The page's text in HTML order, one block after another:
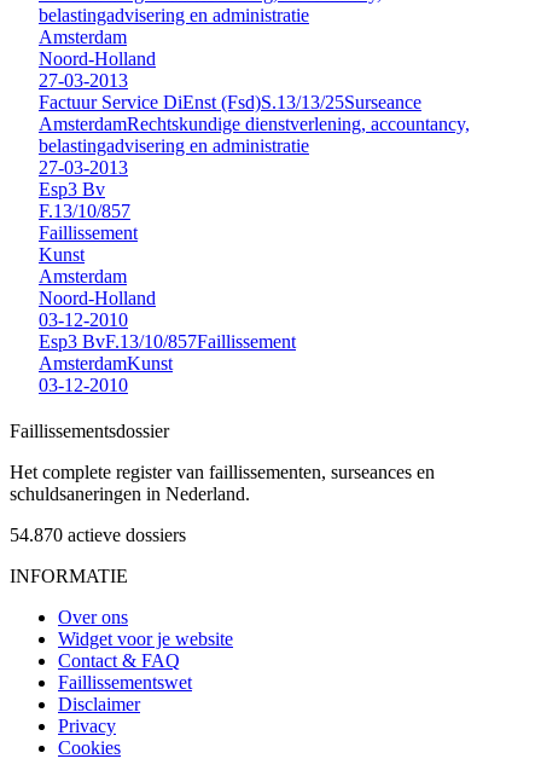
belastingadvisering en administratie
Amsterdam
Noord-Holland
27-03-2013
Factuur Service DiEnst (Fsd)S.13/13/25Surseance
AmsterdamRechtskundige dienstverlening, accountancy,
belastingadvisering en administratie
27-03-2013
Esp3 Bv
F.13/10/857
Faillissement
Kunst
Amsterdam
Noord-Holland
03-12-2010
Esp3 BvF.13/10/857Faillissement
AmsterdamKunst
03-12-2010
Faillissementsdossier
Het complete register van faillissementen, surseances en
schuldsaneringen in Nederland.
54.870 actieve dossiers
INFORMATIE
Over ons
Widget voor je website
Contact & FAQ
Faillissementswet
Disclaimer
Privacy
Cookies